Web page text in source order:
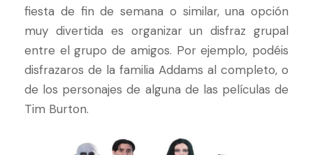
fiesta de fin de semana o similar, una opción
muy divertida es organizar un disfraz grupal
entre el grupo de amigos. Por ejemplo, podéis
disfrazaros de la familia Addams al completo, o
de los personajes de alguna de las películas de
Tim Burton.